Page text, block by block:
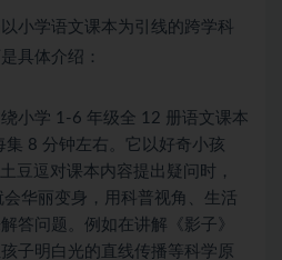
小学语文课本为引线的跨学科
具体介绍：
绕小学 1-6 年级全 12 册语文课本
集 8 分钟左右。它以好奇小孩
豆逗对课本内容提出疑问时，
会华丽变身，用科普视角、生活
答问题。例如在讲解《影子》
子明白光的直线传播等科学原